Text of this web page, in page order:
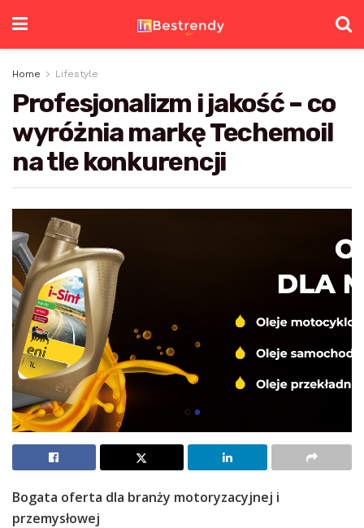
Home Lifestyle
Profesjonalizm i jakość – co
wyróżnia markę Techemoil
na tle konkurencji
Bogata oferta dla branży motoryzacyjnej i
przemysłowej